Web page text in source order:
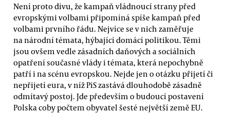
Není proto divu, že kampaň vládnoucí strany před
evropskými volbami připomíná spíše kampaň před
volbami prvního řádu. Nejvíce se v nich zaměřuje
na národní témata, hýbající domácí politikou. Těmi
jsou ovšem vedle zásadních daňových a sociálních
opatření současné vlády i témata, která nepochybně
patří i na scénu evropskou. Nejde jen o otázku přijetí či
nepřijetí eura, v níž PiS zastává dlouhodobě zásadně
odmítavý postoj. Jde především o budoucí postavení
Polska coby počtem obyvatel šesté největší země EU.